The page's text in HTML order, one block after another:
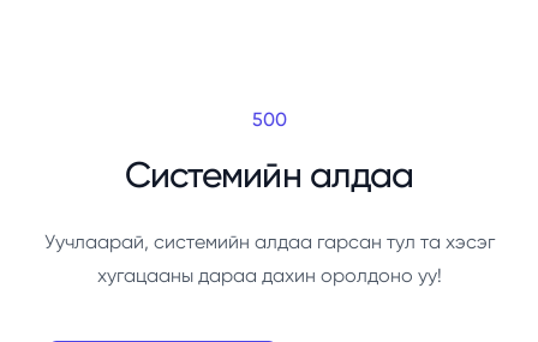
500
Системийн алдаа
Уучлаарай, системийн алдаа гарсан тул та хэсэг
хугацааны дараа дахин оролдоно уу!